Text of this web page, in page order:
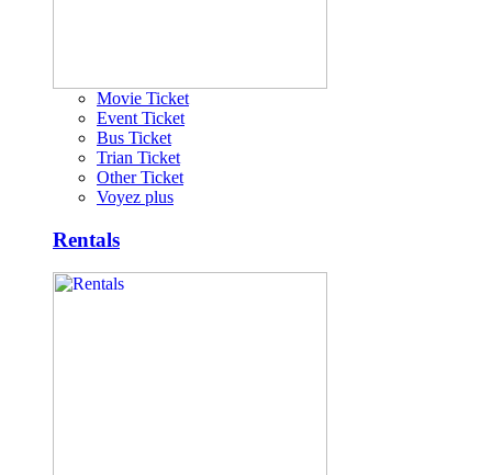
Movie Ticket
Event Ticket
Bus Ticket
Trian Ticket
Other Ticket
Voyez plus
Rentals